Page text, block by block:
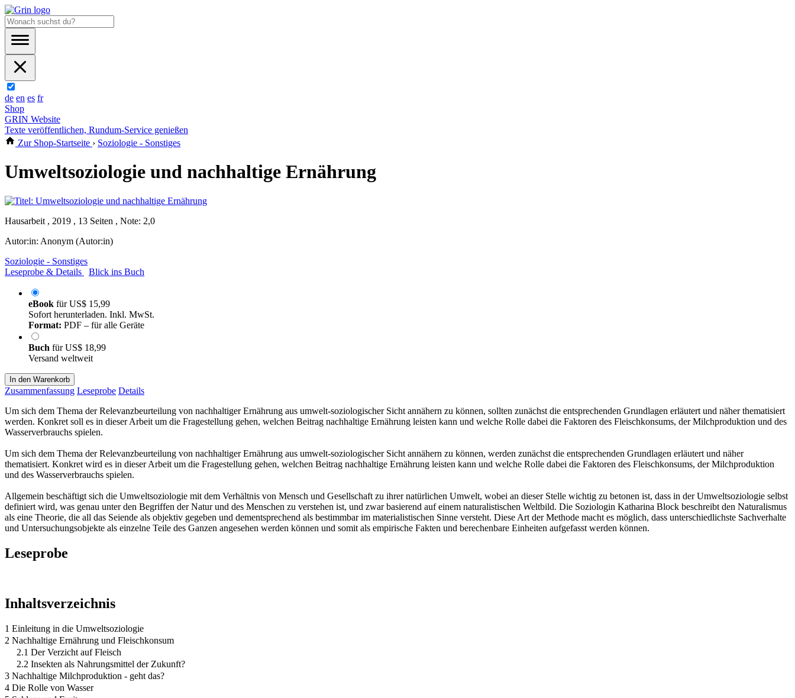
de en es fr
Shop
GRIN Website
Texte veröffentlichen, Rundum-Service genießen
Zur Shop-Startseite › Soziologie - Sonstiges
Umweltsoziologie und nachhaltige Ernährung
Hausarbeit , 2019 , 13 Seiten , Note: 2,0
Autor:in: Anonym (Autor:in)
Soziologie - Sonstiges
Leseprobe & Details
Blick ins Buch
eBook fürUS$ 15,99
Sofort herunterladen. Inkl. MwSt.
Format: PDF – für alle Geräte
Buch fürUS$ 18,99
Versand weltweit
In den Warenkorb
Zusammenfassung Leseprobe Details
Um sich dem Thema der Relevanzbeurteilung von nachhaltiger Ernährung aus umwelt-soziologischer Sicht annähern zu können, sollten zunächst die entsprechenden Grundlagen erläutert und näher thematisiert
werden. Konkret soll es in dieser Arbeit um die Fragestellung gehen, welchen Beitrag nachhaltige Ernährung leisten kann und welche Rolle dabei die Faktoren des Fleischkonsums, der Milchproduktion und des
Wasserverbrauchs spielen.
Um sich dem Thema der Relevanzbeurteilung von nachhaltiger Ernährung aus umwelt-soziologischer Sicht annähern zu können, werden zunächst die entsprechenden Grundlagen erläutert und näher
thematisiert. Konkret wird es in dieser Arbeit um die Fragestellung gehen, welchen Beitrag nachhaltige Ernährung leisten kann und welche Rolle dabei die Faktoren des Fleischkonsums, der Milchproduktion
und des Wasserverbrauchs spielen.
Allgemein beschäftigt sich die Umweltsoziologie mit dem Verhältnis von Mensch und Gesellschaft zu ihrer natürlichen Umwelt, wobei an dieser Stelle wichtig zu betonen ist, dass in der Umweltsoziologie selbst
definiert wird, was genau unter den Begriffen der Natur und des Menschen zu verstehen ist, und zwar basierend auf einem naturalistischen Weltbild. Die Soziologin Katharina Block beschreibt den Naturalismus
als eine Theorie, die all das Seiende als objektiv gegeben und dementsprechend als bestimmbar im materialistischen Sinne versteht. Diese Art der Methode macht es möglich, dass unterschiedlichste Sachverhalte
und Untersuchungsobjekte als einzelne Teile des Ganzen angesehen werden können und somit als empirische Fakten und berechenbare Einheiten aufgefasst werden können.
Leseprobe
Inhaltsverzeichnis
1 Einleitung in die Umweltsoziologie
2 Nachhaltige Ernährung und Fleischkonsum
2.1 Der Verzicht auf Fleisch
2.2 Insekten als Nahrungsmittel der Zukunft?
3 Nachhaltige Milchproduktion - geht das?
4 Die Rolle von Wasser